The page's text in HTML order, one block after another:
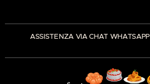
✅ ASSISTENZA VIA CHAT WHATSAPP